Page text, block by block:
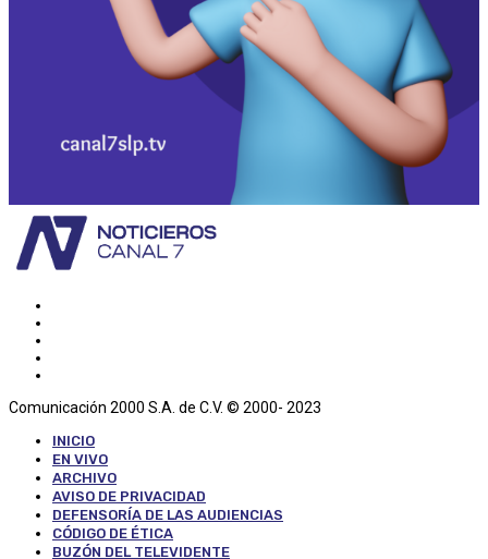
Comunicación 2000 S.A. de C.V. © 2000- 2023
INICIO
EN VIVO
ARCHIVO
AVISO DE PRIVACIDAD
DEFENSORÍA DE LAS AUDIENCIAS
CÓDIGO DE ÉTICA
BUZÓN DEL TELEVIDENTE